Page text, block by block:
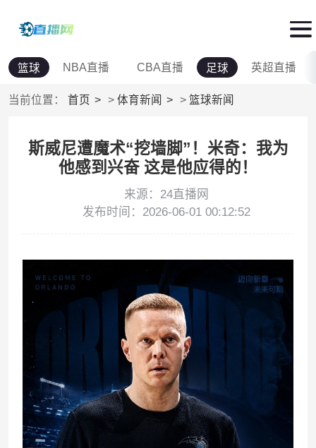
篮球 NBA直播 CBA直播 足球 英超直播
当前位置： 首页 > 体育新闻 > 篮球新闻
斯威尼遭魔术“挖墙脚”！米奇：我为
他感到兴奋 这是他应得的！
来源：24直播网
发布时间：2026-06-01 00:12:52